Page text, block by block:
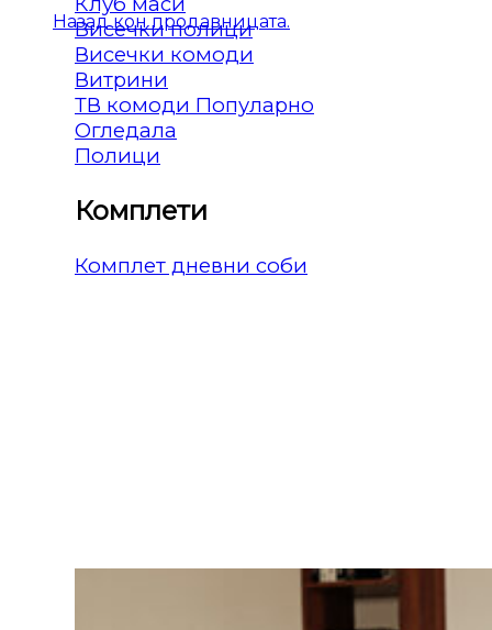
Назад кон продавницата.
Висечки полици
Висечки комоди
Витрини
ТВ комоди
Огледала
Полици
Комплети
Комплет дневни соби